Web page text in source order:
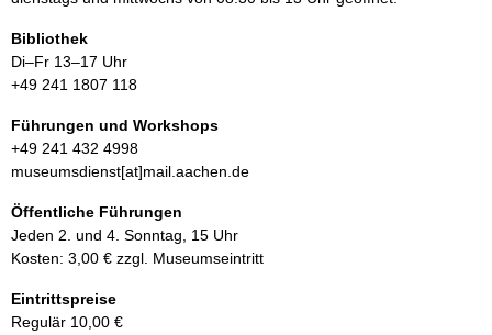
Bibliothek
Di–Fr 13–17 Uhr
+49 241 1807 118
Führungen und Workshops
+49 241 432 4998
museumsdienst[at]mail.aachen.de
Öffentliche Führungen
Jeden 2. und 4. Sonntag, 15 Uhr
Kosten: 3,00 € zzgl. Museumseintritt
Eintrittspreise
Regulär 10,00 €